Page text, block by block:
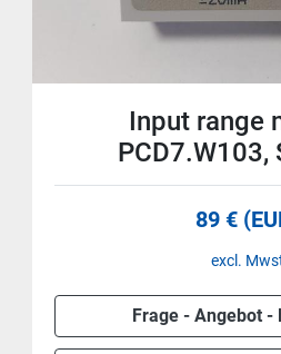
Input range
PCD7.W103,
89 €
excl.
Frage - Angebot -